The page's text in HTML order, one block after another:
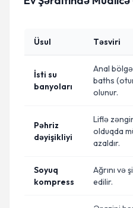
Üsul Təsviri
İsti su
banyoları
Anal
baths
olunur.
Pəhriz
dəyişikliyi
Liflə
olduqda
azaldır.
Soyuq
kompress
Ağrını və
edilir.